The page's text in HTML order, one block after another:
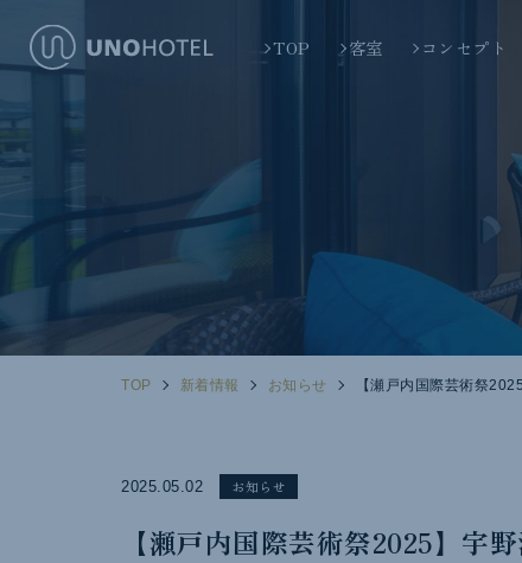
TOP 客室 コンセプト
TOP 新着情報 お知らせ 【瀬戸内国際芸術祭
2025.05.02 お知らせ
【瀬戸内国際芸術祭2025】宇